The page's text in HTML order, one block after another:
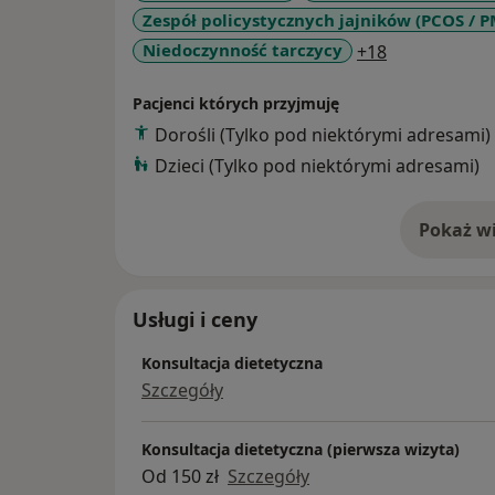
WIERZĘ, ŻE DIETA POŁĄCZONA Z
SKUTECZNYMLEKARSTEM W WALCE Z
PLAN ŻYWIENIOWY MA BYĆ PIERWSZYM
Zespół policystycznych jajników (PCOS /
Niedoczynność tarczycy
+18
Pacjenci których przyjmuję
Dorośli (Tylko pod niektórymi adresami)
Dzieci (Tylko pod niektórymi adresami)
Pokażo
Usługi i ceny
Konsultacja dietetyczna
Szczegóły
Konsultacja dietetyczna (pierwsza wizyta)
Od 150 zł Szczegóły